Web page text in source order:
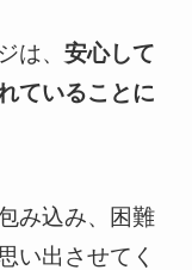
は、 安心して
ていることに
み込み、困難
い出させてく